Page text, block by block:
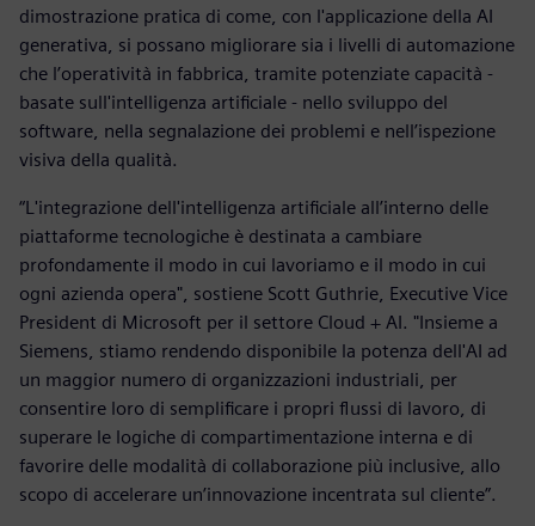
dimostrazione pratica di come, con l'applicazione della AI
generativa, si possano migliorare sia i livelli di automazione
che l’operatività in fabbrica, tramite potenziate capacità -
basate sull'intelligenza artificiale - nello sviluppo del
software, nella segnalazione dei problemi e nell’ispezione
visiva della qualità.
“L'integrazione dell'intelligenza artificiale all’interno delle
piattaforme tecnologiche è destinata a cambiare
profondamente il modo in cui lavoriamo e il modo in cui
ogni azienda opera", sostiene Scott Guthrie, Executive Vice
President di Microsoft per il settore Cloud + AI. "Insieme a
Siemens, stiamo rendendo disponibile la potenza dell'AI ad
un maggior numero di organizzazioni industriali, per
consentire loro di semplificare i propri flussi di lavoro, di
superare le logiche di compartimentazione interna e di
favorire delle modalità di collaborazione più inclusive, allo
scopo di accelerare un’innovazione incentrata sul cliente”.